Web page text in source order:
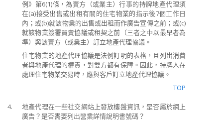
例》第6(1)條，為賣方（或業主）行事的持牌地產代理須
在(a)接受出售或出租有關的住宅物業的指示後7個工作日
內；或(b)就該物業的出售或出租而作廣告宣傳之前；或(c)
就該物業簽署買賣協議或租契之前（三者之中以最早者為
準）與該賣方（或業主）訂立地產代理協議。
住宅物業的地產代理協議是法例訂明的表格，且列岀消費
者與地產代理的權責，對雙方都有保障。因此，持牌人在
處理住宅物業交易時，應與客戶訂立地產代理協議。
TOP
4.
地產代理在一些社交網站上發放樓盤資訊，是否屬於網上
廣告？是否需要列出營業詳情說明書號碼？